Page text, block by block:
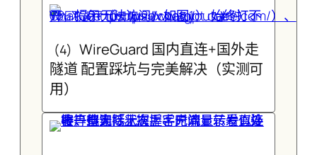
(4) WireGuard 国内直连+国外走
隧道 配置踩坑与完美解决（实测可
用）